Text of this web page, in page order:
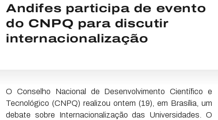
Andifes participa de evento
do CNPQ para discutir
internacionalização
O Conselho Nacional de Desenvolvimento Científico e
Tecnológico (CNPQ) realizou ontem (19), em Brasília, um
debate sobre Internacionalização das Universidades. O